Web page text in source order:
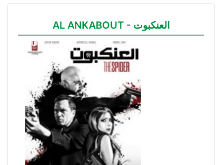
AL ANKABOUT - العنكبوت